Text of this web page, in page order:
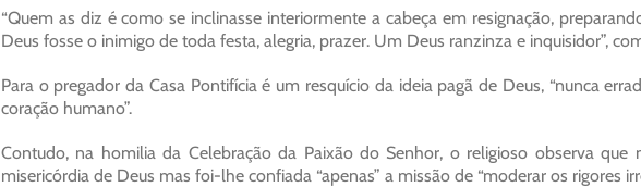
“Quem as diz é como se inclinasse interiormente a cabeça em resignação,
Deus fosse o inimigo de toda festa, alegria, prazer. Um Deus ranzinza e inquisidor”,
Para o pregador da Casa Pontifícia é um resquício da ideia pagã de Deus, “nunca
coração humano”.
Contudo, na homilia da Celebração da Paixão do Senhor, o religioso observa que
misericórdia de Deus mas foi-lhe confiada “apenas” a missão de “moderar os rigores